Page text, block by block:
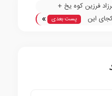
فرزین کوه یخ +
این
پست بعدی »